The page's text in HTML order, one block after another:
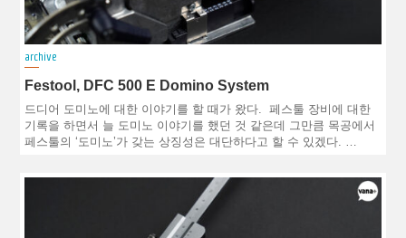
archive
Festool, DFC 500 E Domino System
드디어 도미노에 대한 이야기를 할 때가 왔다. 페스툴 장비에 대한
기록을 하면서 늘 도미노 이야기를 했던 것 같은데 그만큼 목공에서
페스툴의 ‘도미노’가 갖는 상징성은 대단하다고 할 수 있겠다. …